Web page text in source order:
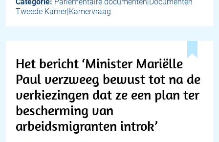
Tweede Kamer|Kamervraag
Het bericht ‘Minister Mariëlle
Paul verzweeg bewust tot na de
verkiezingen dat ze een plan ter
bescherming van
arbeidsmigranten introk’